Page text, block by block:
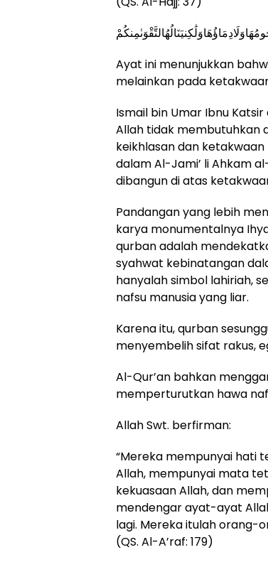
Ayat ini menunjukkan
melainkan pada
Ismail bin Umar Ibnu
Allah tidak membutuhkan
keikhlasan dan
dalam Al-Jami’ li Ahkam
dibangun di atas
Pandangan yang lebih
karya monumentalnya
qurban adalah
syahwat kebinatangan
hanyalah simbol lahiriah,
nafsu manusia yang liar.
Karena itu, qurban
menyembelih sifat rakus,
Al-Qur’an bahkan
memperturutkan hawa
Allah Swt. berfirman:
“Mereka mempunyai hati
Allah, mempunyai mata
kekuasaan Allah, dan
mendengar ayat-ayat
lagi. Mereka itulah orang-
(QS. Al-A’raf: 179)